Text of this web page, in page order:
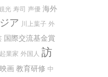
光 寿司 声優 海外
ア 川上葉子 外
国際交流基金賞
起業家 外国人 訪
映画 教育研修 中